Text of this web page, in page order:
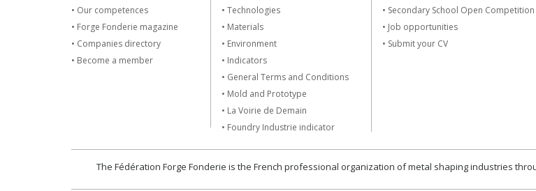
• Our competences
• Forge Fonderie magazine
• Companies directory
• Become a member
• Technologies
• Materials
• Environment
• Indicators
• General Terms and Conditions
• Mold and Prototype
• La Voirie de Demain
• Foundry Industrie indicator
• Secondary School Open Competition
• Job opportunities
• Submit your CV
The Fédération Forge Fonderie is the French professional organization of metal shaping industries